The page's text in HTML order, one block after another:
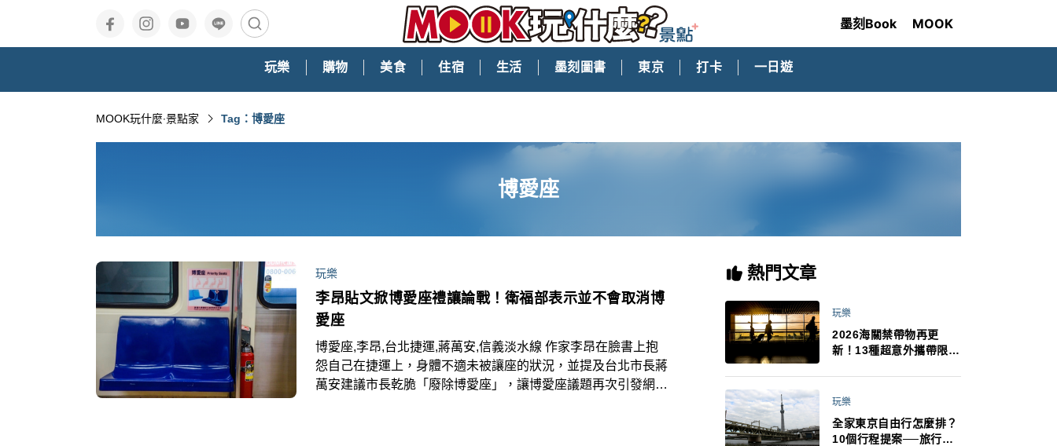
墨刻Book MOOK
玩樂 購物 美食 住宿 生活 墨刻圖書 東京 打卡 一日遊
MOOK玩什麼‧景點家 Tag：博愛座
博愛座
玩樂
李昂貼文掀博愛座禮讓論戰！衛福部表示並不會取消博
愛座
博愛座,李昂,台北捷運,蔣萬安,信義淡水線 作家李昂在臉書上抱
怨自己在捷運上，身體不適未被讓座的狀況，並提及台北市長蔣
萬安建議市長乾脆「廢除博愛座」，讓博愛座議題再次引發網路
熱門文章
玩樂
2026海關禁帶物再更
新！13種超意外攜帶限
最高還罰百萬！注意事項
玩樂
全家東京自由行怎麼排？
10個行程提案──旅行不